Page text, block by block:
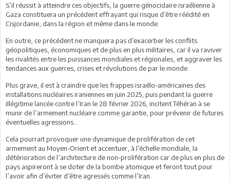
S’il réussit à atteindre ces objectifs, la guerre génocidaire israélienne à
Gaza constituera un précédent effrayant qui risque d’être réédité en
Cisjordanie, dans la région et même dans le monde.
En outre, ce précédent ne manquera pas d’exacerber les conflits
géopolitiques, économiques et de plus en plus militaires, car il va raviver
les rivalités entre les puissances mondiales et régionales, et aggraver les
tendances aux guerres, crises et révolutions de par le monde.
Plus grave, il est à craindre que les frappes israélo-américaines des
installations nucléaires iraniennes en juin 2025, puis pendant la guerre
illégitime lancée contre l’Iran le 28 février 2026, incitent Téhéran à se
munir de l’armement nucléaire comme garantie, pour prévenir de futures
éventuelles agressions…
Cela pourrait provoquer une dynamique de prolifération de cet
armement au Moyen-Orient et accentuer, à l’échelle mondiale, la
détérioration de l’architecture de non-prolifération car de plus en plus de
pays aspireront à se doter de la bombe atomique et feront tout pour
l’avoir afin d’éviter d’être agressés comme l’Iran.